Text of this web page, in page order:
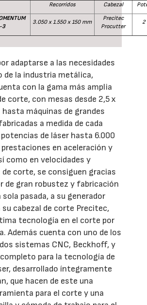
Recorridos Cabezal
3
3.050 x 1.550 x 150 mm
Precitec
Procutter
2
adaptarse a las necesidades
de la industria metálica,
con la gama más amplia
corte, con mesas desde 2,5 x
máquinas de grandes
a medida de cada
de láser hasta 6.000
prestaciones en aceleración y
como en velocidades y
de corte, se consiguen gracias
de gran robustez y fabricación
sola pasada, a su generador
su cabezal de corte Precitec,
tecnología en el corte por
Además cuenta con uno de los
sistemas CNC, Beckhoff, y
para la tecnología de
desarrollado íntegramente
que hacen de este una
para el corte y una